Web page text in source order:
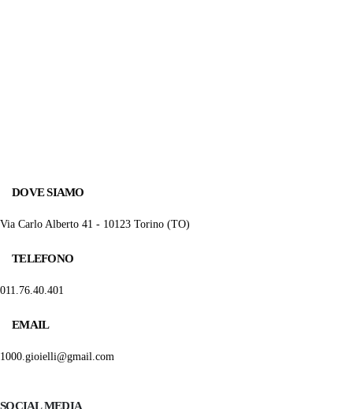
DOVE SIAMO
Via Carlo Alberto 41 - 10123 Torino (TO)
TELEFONO
011.76.40.401
EMAIL
1000.gioielli@gmail.com
SOCIAL MEDIA